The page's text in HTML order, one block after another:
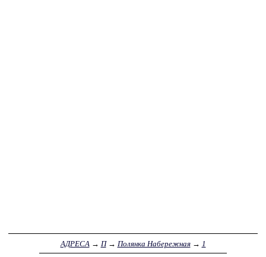
АДРЕСА → П→ Полянка Набережная→ 1